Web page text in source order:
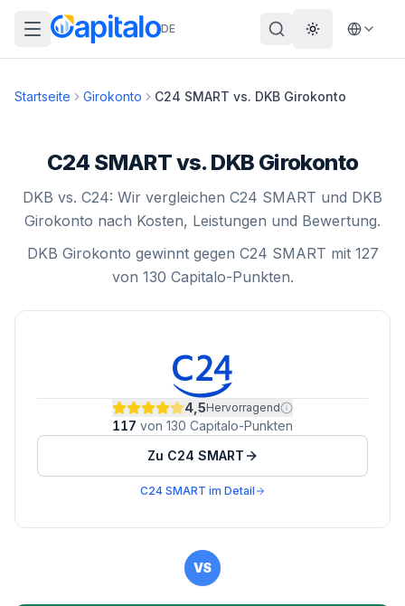
DE Theme
Startseite Girokonto C24 SMART vs. DKB Girokonto
C24 SMART vs. DKB Girokonto
DKB vs. C24: Wir vergleichen C24 SMART und DKB
Girokonto nach Kosten, Leistungen und Bewertung.
DKB Girokonto gewinnt gegen C24 SMART mit 127
von 130 Capitalo-Punkten.
4,5Hervorragend
117 von 130 Capitalo-Punkten
Zu C24 SMART
C24 SMART im Detail
VS